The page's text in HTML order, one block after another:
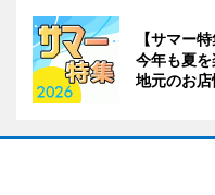
【サマー
今年も夏
地元のお店